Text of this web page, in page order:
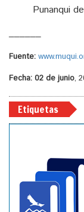
Punanqui
Fuente:
Fecha: 02 de junio,
Etiquetas